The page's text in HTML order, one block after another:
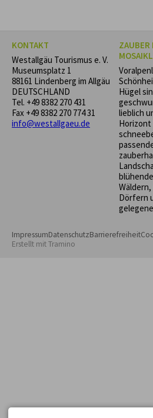
Witterung.
Abend voller
und
KONTAKT
Westallgäu Tourismus e. V.
Museumsplatz 1
88161 Lindenberg im Allgäu
DEUTSCHLAND
Tel. +49 8382 270 431
Fax +49 8382 270 774 31
info@westallgaeu.de
ZAUBER
Hügel
lieblich
Horizont
Dörfern
ImpressumDatenschutzBarrierefreiheit
Erstellt mitTramino